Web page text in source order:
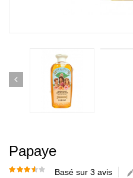
Papaye
Basé sur 3 avis